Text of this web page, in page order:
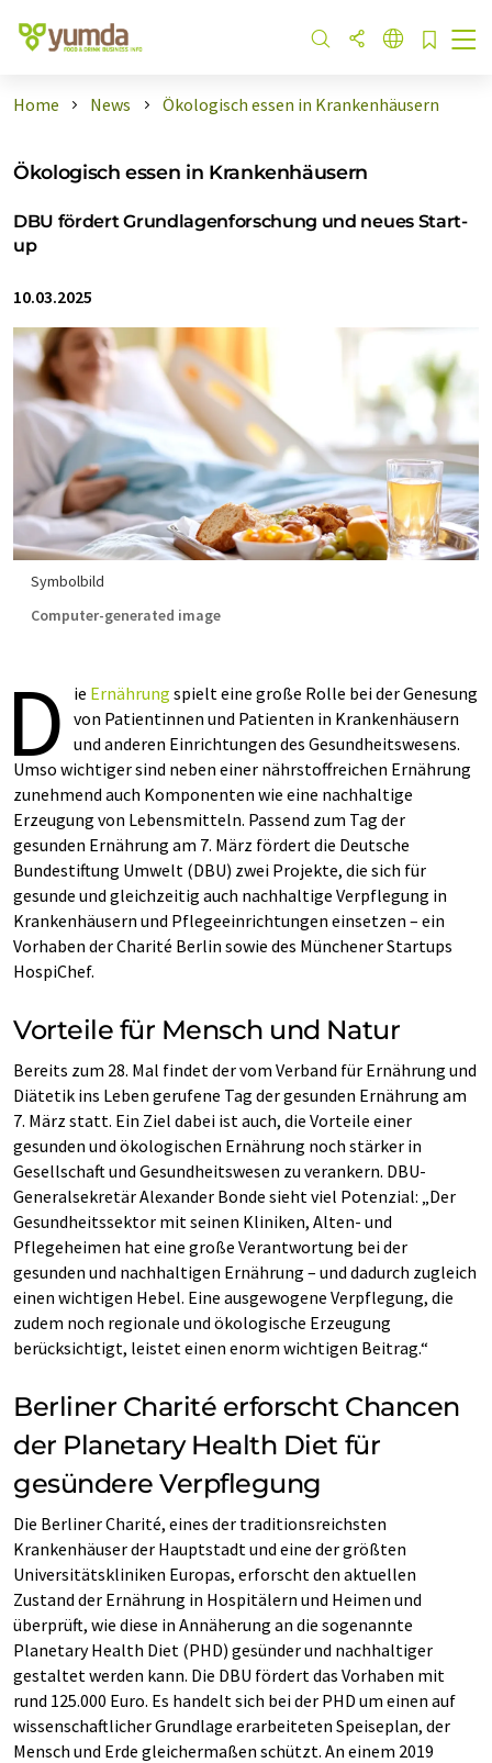
Home News Ökologisch essen in Krankenhäusern
Ökologisch essen in Krankenhäusern
DBU fördert Grundlagenforschung und neues Start-
up
10.03.2025
Symbolbild
Computer-generated image
D ie Ernährung spielt eine große Rolle bei der Genesung
von Patientinnen und Patienten in Krankenhäusern
und anderen Einrichtungen des Gesundheitswesens.
Umso wichtiger sind neben einer nährstoffreichen Ernährung
zunehmend auch Komponenten wie eine nachhaltige
Erzeugung von Lebensmitteln. Passend zum Tag der
gesunden Ernährung am 7. März fördert die Deutsche
Bundestiftung Umwelt (DBU) zwei Projekte, die sich für
gesunde und gleichzeitig auch nachhaltige Verpflegung in
Krankenhäusern und Pflegeeinrichtungen einsetzen – ein
Vorhaben der Charité Berlin sowie des Münchener Startups
HospiChef.
Vorteile für Mensch und Natur
Bereits zum 28. Mal findet der vom Verband für Ernährung und
Diätetik ins Leben gerufene Tag der gesunden Ernährung am
7. März statt. Ein Ziel dabei ist auch, die Vorteile einer
gesunden und ökologischen Ernährung noch stärker in
Gesellschaft und Gesundheitswesen zu verankern. DBU-
Generalsekretär Alexander Bonde sieht viel Potenzial: „Der
Gesundheitssektor mit seinen Kliniken, Alten- und
Pflegeheimen hat eine große Verantwortung bei der
gesunden und nachhaltigen Ernährung – und dadurch zugleich
einen wichtigen Hebel. Eine ausgewogene Verpflegung, die
zudem noch regionale und ökologische Erzeugung
berücksichtigt, leistet einen enorm wichtigen Beitrag.“
Berliner Charité erforscht Chancen
der Planetary Health Diet für
gesündere Verpflegung
Die Berliner Charité, eines der traditionsreichsten
Krankenhäuser der Hauptstadt und eine der größten
Universitätskliniken Europas, erforscht den aktuellen
Zustand der Ernährung in Hospitälern und Heimen und
überprüft, wie diese in Annäherung an die sogenannte
Planetary Health Diet (PHD) gesünder und nachhaltiger
gestaltet werden kann. Die DBU fördert das Vorhaben mit
rund 125.000 Euro. Es handelt sich bei der PHD um einen auf
wissenschaftlicher Grundlage erarbeiteten Speiseplan, der
Mensch und Erde gleichermaßen schützt. An einem 2019